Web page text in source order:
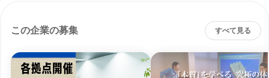
この企業の募集 すべて見る